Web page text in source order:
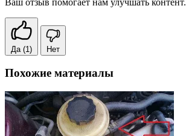
Да (1) Нет
Похожие материалы